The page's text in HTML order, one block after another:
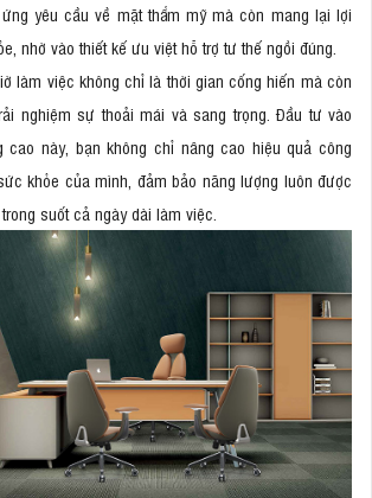
yêu cầu về mặt thẩm mỹ mà còn mang lại lợi
nhờ vào thiết kế ưu việt hỗ trợ tư thế ngồi đúng.
làm việc không chỉ là thời gian cống hiến mà còn
nghiệm sự thoải mái và sang trọng. Đầu tư vào
cao này, bạn không chỉ nâng cao hiệu quả công
khỏe của mình, đảm bảo năng lượng luôn được
suốt cả ngày dài làm việc.